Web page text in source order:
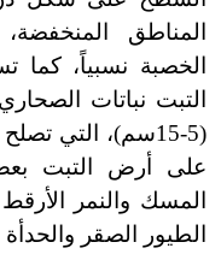
المناطق
الخصبة نسبياً،
التبت نباتات
(5
-
15سم)، التي
على أرض التبت بعض
المسك والنمر
الطيور الصقر